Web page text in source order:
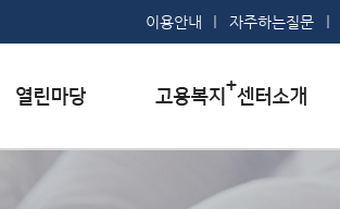
이용안내 자주하는질문
자주하는 질문 센터소장 인사말